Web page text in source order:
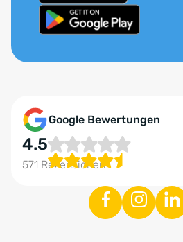
Google Bewertungen
4.5
571 Rezensionen